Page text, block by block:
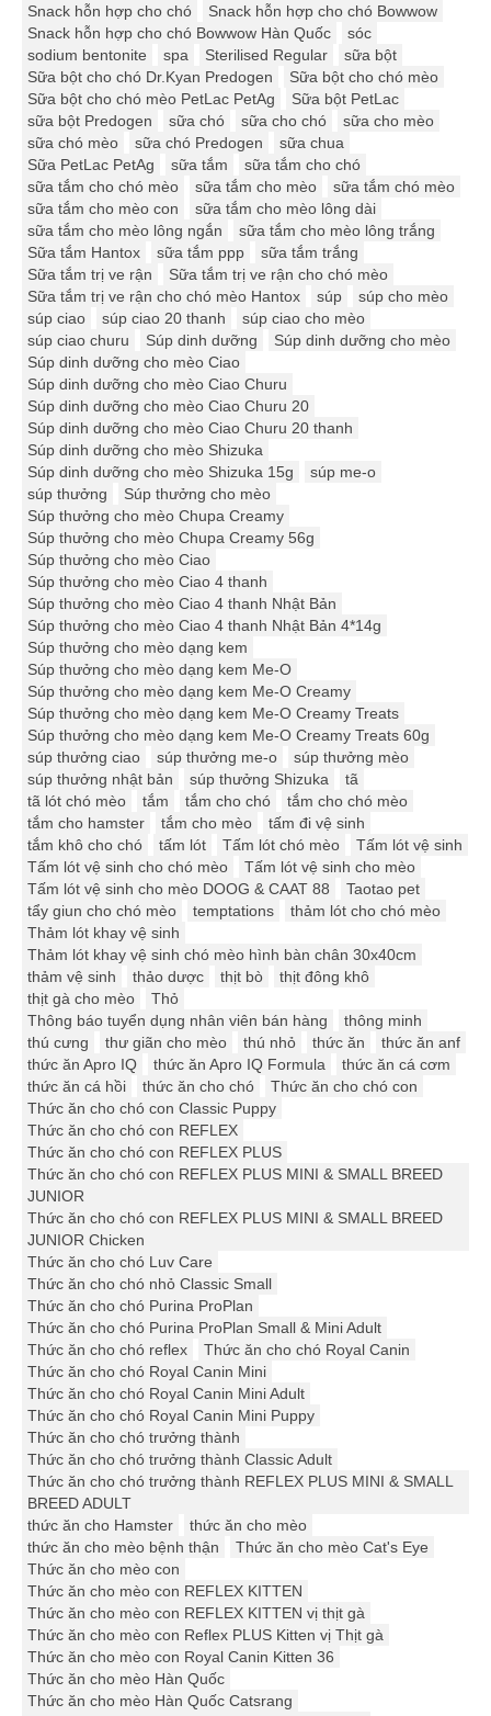
Snack hỗn hợp cho chó
Snack hỗn hợp cho chó Bowwow
Snack hỗn hợp cho chó Bowwow Hàn Quốc
sóc
sodium bentonite
spa Sterilised Regular
sữa bột
Sữa bột cho chó Dr.Kyan Predogen
Sữa bột cho chó mèo
Sữa bột cho chó mèo PetLac PetAg
Sữa bột PetLac
sữa bột Predogen
sữa chó sữa cho chó
sữa cho mèo
sữa chó mèo
sữa chó Predogen
sữa chua
Sữa PetLac PetAg
sữa tắm
sữa tắm cho chó
sữa tắm cho chó mèo
sữa tắm cho mèo
sữa tắm chó mèo
sữa tắm cho mèo con
sữa tắm cho mèo lông dài
sữa tắm cho mèo lông ngắn
sữa tắm cho mèo lông trắng
Sữa tắm Hantox
sữa tắm ppp
sữa tắm trắng
Sữa tắm trị ve rận
Sữa tắm trị ve rận cho chó mèo
Sữa tắm trị ve rận cho chó mèo Hantox
súp
súp cho mèo
súp ciao
súp ciao 20 thanh
súp ciao cho mèo
súp ciao churu
Súp dinh dưỡng
Súp dinh dưỡng cho mèo
Súp dinh dưỡng cho mèo Ciao
Súp dinh dưỡng cho mèo Ciao Churu
Súp dinh dưỡng cho mèo Ciao Churu 20
Súp dinh dưỡng cho mèo Ciao Churu 20 thanh
Súp dinh dưỡng cho mèo Shizuka
Súp dinh dưỡng cho mèo Shizuka 15g
súp me-o
súp thưởng
Súp thưởng cho mèo
Súp thưởng cho mèo Chupa Creamy
Súp thưởng cho mèo Chupa Creamy 56g
Súp thưởng cho mèo Ciao
Súp thưởng cho mèo Ciao 4 thanh
Súp thưởng cho mèo Ciao 4 thanh Nhật Bản
Súp thưởng cho mèo Ciao 4 thanh Nhật Bản 4*14g
Súp thưởng cho mèo dạng kem
Súp thưởng cho mèo dạng kem Me-O
Súp thưởng cho mèo dạng kem Me-O Creamy
Súp thưởng cho mèo dạng kem Me-O Creamy Treats
Súp thưởng cho mèo dạng kem Me-O Creamy Treats 60g
súp thưởng ciao
súp thưởng me-o
súp thưởng mèo
súp thưởng nhật bản
súp thưởng Shizuka
tã
tã lót chó mèo
tắm tắm cho chó
tắm cho chó mèo
tắm cho hamster
tắm cho mèo
tấm đi vệ sinh
tắm khô cho chó
tấm lót Tấm lót chó mèo
Tấm lót vệ sinh
Tấm lót vệ sinh cho chó mèo
Tấm lót vệ sinh cho mèo
Tấm lót vệ sinh cho mèo DOOG & CAAT 88
Taotao pet
tẩy giun cho chó mèo
temptations
thảm lót cho chó mèo
Thảm lót khay vệ sinh
Thảm lót khay vệ sinh chó mèo hình bàn chân 30x40cm
thảm vệ sinh
thảo dược thịt bò
thịt đông khô
thịt gà cho mèo
Thỏ
Thông báo tuyển dụng nhân viên bán hàng
thông minh
thú cưng
thư giãn cho mèo thú nhỏ thức ăn
thức ăn anf
thức ăn Apro IQ
thức ăn Apro IQ Formula
thức ăn cá cơm
thức ăn cá hồi
thức ăn cho chó
Thức ăn cho chó con
Thức ăn cho chó con Classic Puppy
Thức ăn cho chó con REFLEX
Thức ăn cho chó con REFLEX PLUS
Thức ăn cho chó con REFLEX PLUS MINI & SMALL BREED
JUNIOR
Thức ăn cho chó con REFLEX PLUS MINI & SMALL BREED
JUNIOR Chicken
Thức ăn cho chó Luv Care
Thức ăn cho chó nhỏ Classic Small
Thức ăn cho chó Purina ProPlan
Thức ăn cho chó Purina ProPlan Small & Mini Adult
Thức ăn cho chó reflex
Thức ăn cho chó Royal Canin
Thức ăn cho chó Royal Canin Mini
Thức ăn cho chó Royal Canin Mini Adult
Thức ăn cho chó Royal Canin Mini Puppy
Thức ăn cho chó trưởng thành
Thức ăn cho chó trưởng thành Classic Adult
Thức ăn cho chó trưởng thành REFLEX PLUS MINI & SMALL
BREED ADULT
thức ăn cho Hamster
thức ăn cho mèo
thức ăn cho mèo bệnh thận
Thức ăn cho mèo Cat's Eye
Thức ăn cho mèo con
Thức ăn cho mèo con REFLEX KITTEN
Thức ăn cho mèo con REFLEX KITTEN vị thịt gà
Thức ăn cho mèo con Reflex PLUS Kitten vị Thịt gà
Thức ăn cho mèo con Royal Canin Kitten 36
Thức ăn cho mèo Hàn Quốc
Thức ăn cho mèo Hàn Quốc Catsrang